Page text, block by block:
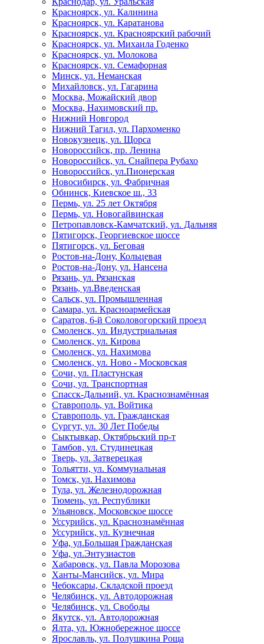
Красноярск, ул. Калинина
Красноярск, ул. Каратанова
Красноярск, ул. Красноярский рабочий
Красноярск, ул. Михаила Годенко
Красноярск, ул. Молокова
Красноярск, ул. Семафорная
Минск, ул. Неманская
Михайловск, ул. Гагарина
Москва, Можайский двор
Москва, Нахимовский пр.
Нижний Новгород
Нижний Тагил, ул. Пархоменко
Новокузнецк, ул. Щорса
Новороссийск, пр. Ленина
Новороссийск, ул. Снайпера Рубахо
Новороссийск, ул.Пионерская
Новосибирск, ул. Фабричная
Обнинск, Киевское ш., 33
Пермь, ул. 25 лет Октября
Пермь, ул. Новогайвинская
Петропавловск-Камчатский, ул. Дальняя
Пятигорск, Георгиевское шоссе
Пятигорск, ул. Беговая
Ростов-на-Дону, Кольцевая
Ростов-на-Дону, ул. Нансена
Рязань, ул. Рязанская
Рязань, ул.Введенская
Сальск, ул. Промышленная
Самара, ул. Красноармейская
Саратов, 6-й Соколовогорский проезд
Смоленск, ул. Индустриальная
Смоленск, ул. Кирова
Смоленск, ул. Нахимова
Смоленск, ул. Ново - Московская
Сочи, ул. Пластунская
Сочи, ул. Транспортная
Спасск-Дальний, ул. Краснознамённая
Ставрополь, ул. Войтика
Ставрополь, ул. Гражданская
Сургут, ул. 30 Лет Победы
Сыктывкар, Октябрьский пр-т
Тамбов, ул. Студинецкая
Тверь, ул. Затверецкая
Тольятти, ул. Коммунальная
Томск, ул. Нахимова
Тула, ул. Железнодорожная
Тюмень, ул. Республики
Ульяновск, Московское шоссе
Уссурийск, ул. Краснознамённая
Уссурийск, ул. Кузнечная
Уфа, ул.Большая Гражданская
Уфа, ул.Энтузиастов
Хабаровск, ул. Павла Морозова
Ханты-Мансийск, ул. Мира
Чебоксары, Складской проезд
Челябинск, ул. Автодорожная
Челябинск, ул. Свободы
Якутск, ул. Автодорожная
Ялта, ул. Южнобережное шоссе
Ярославль, ул. Полушкина Роща